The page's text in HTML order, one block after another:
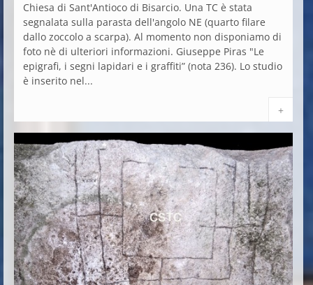
Chiesa di Sant'Antioco di Bisarcio. Una TC è stata
segnalata sulla parasta dell'angolo NE (quarto filare
dallo zoccolo a scarpa). Al momento non disponiamo di
foto nè di ulteriori informazioni. Giuseppe Piras "Le
epigrafi, i segni lapidari e i graffiti” (nota 236). Lo studio
è inserito nel...
+